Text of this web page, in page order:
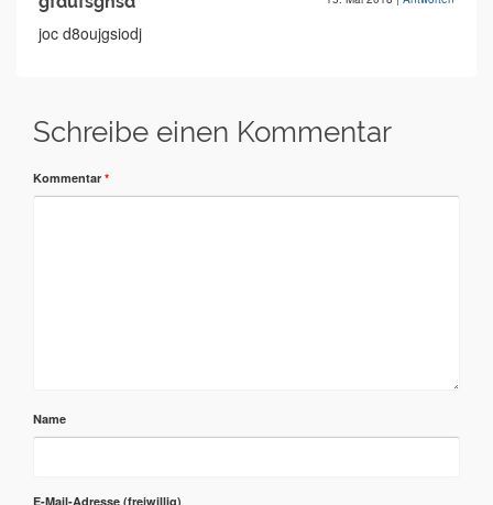
joc d8oujgsiodj
Schreibe einen Kommentar
Kommentar *
Name
E-Mail-Adresse